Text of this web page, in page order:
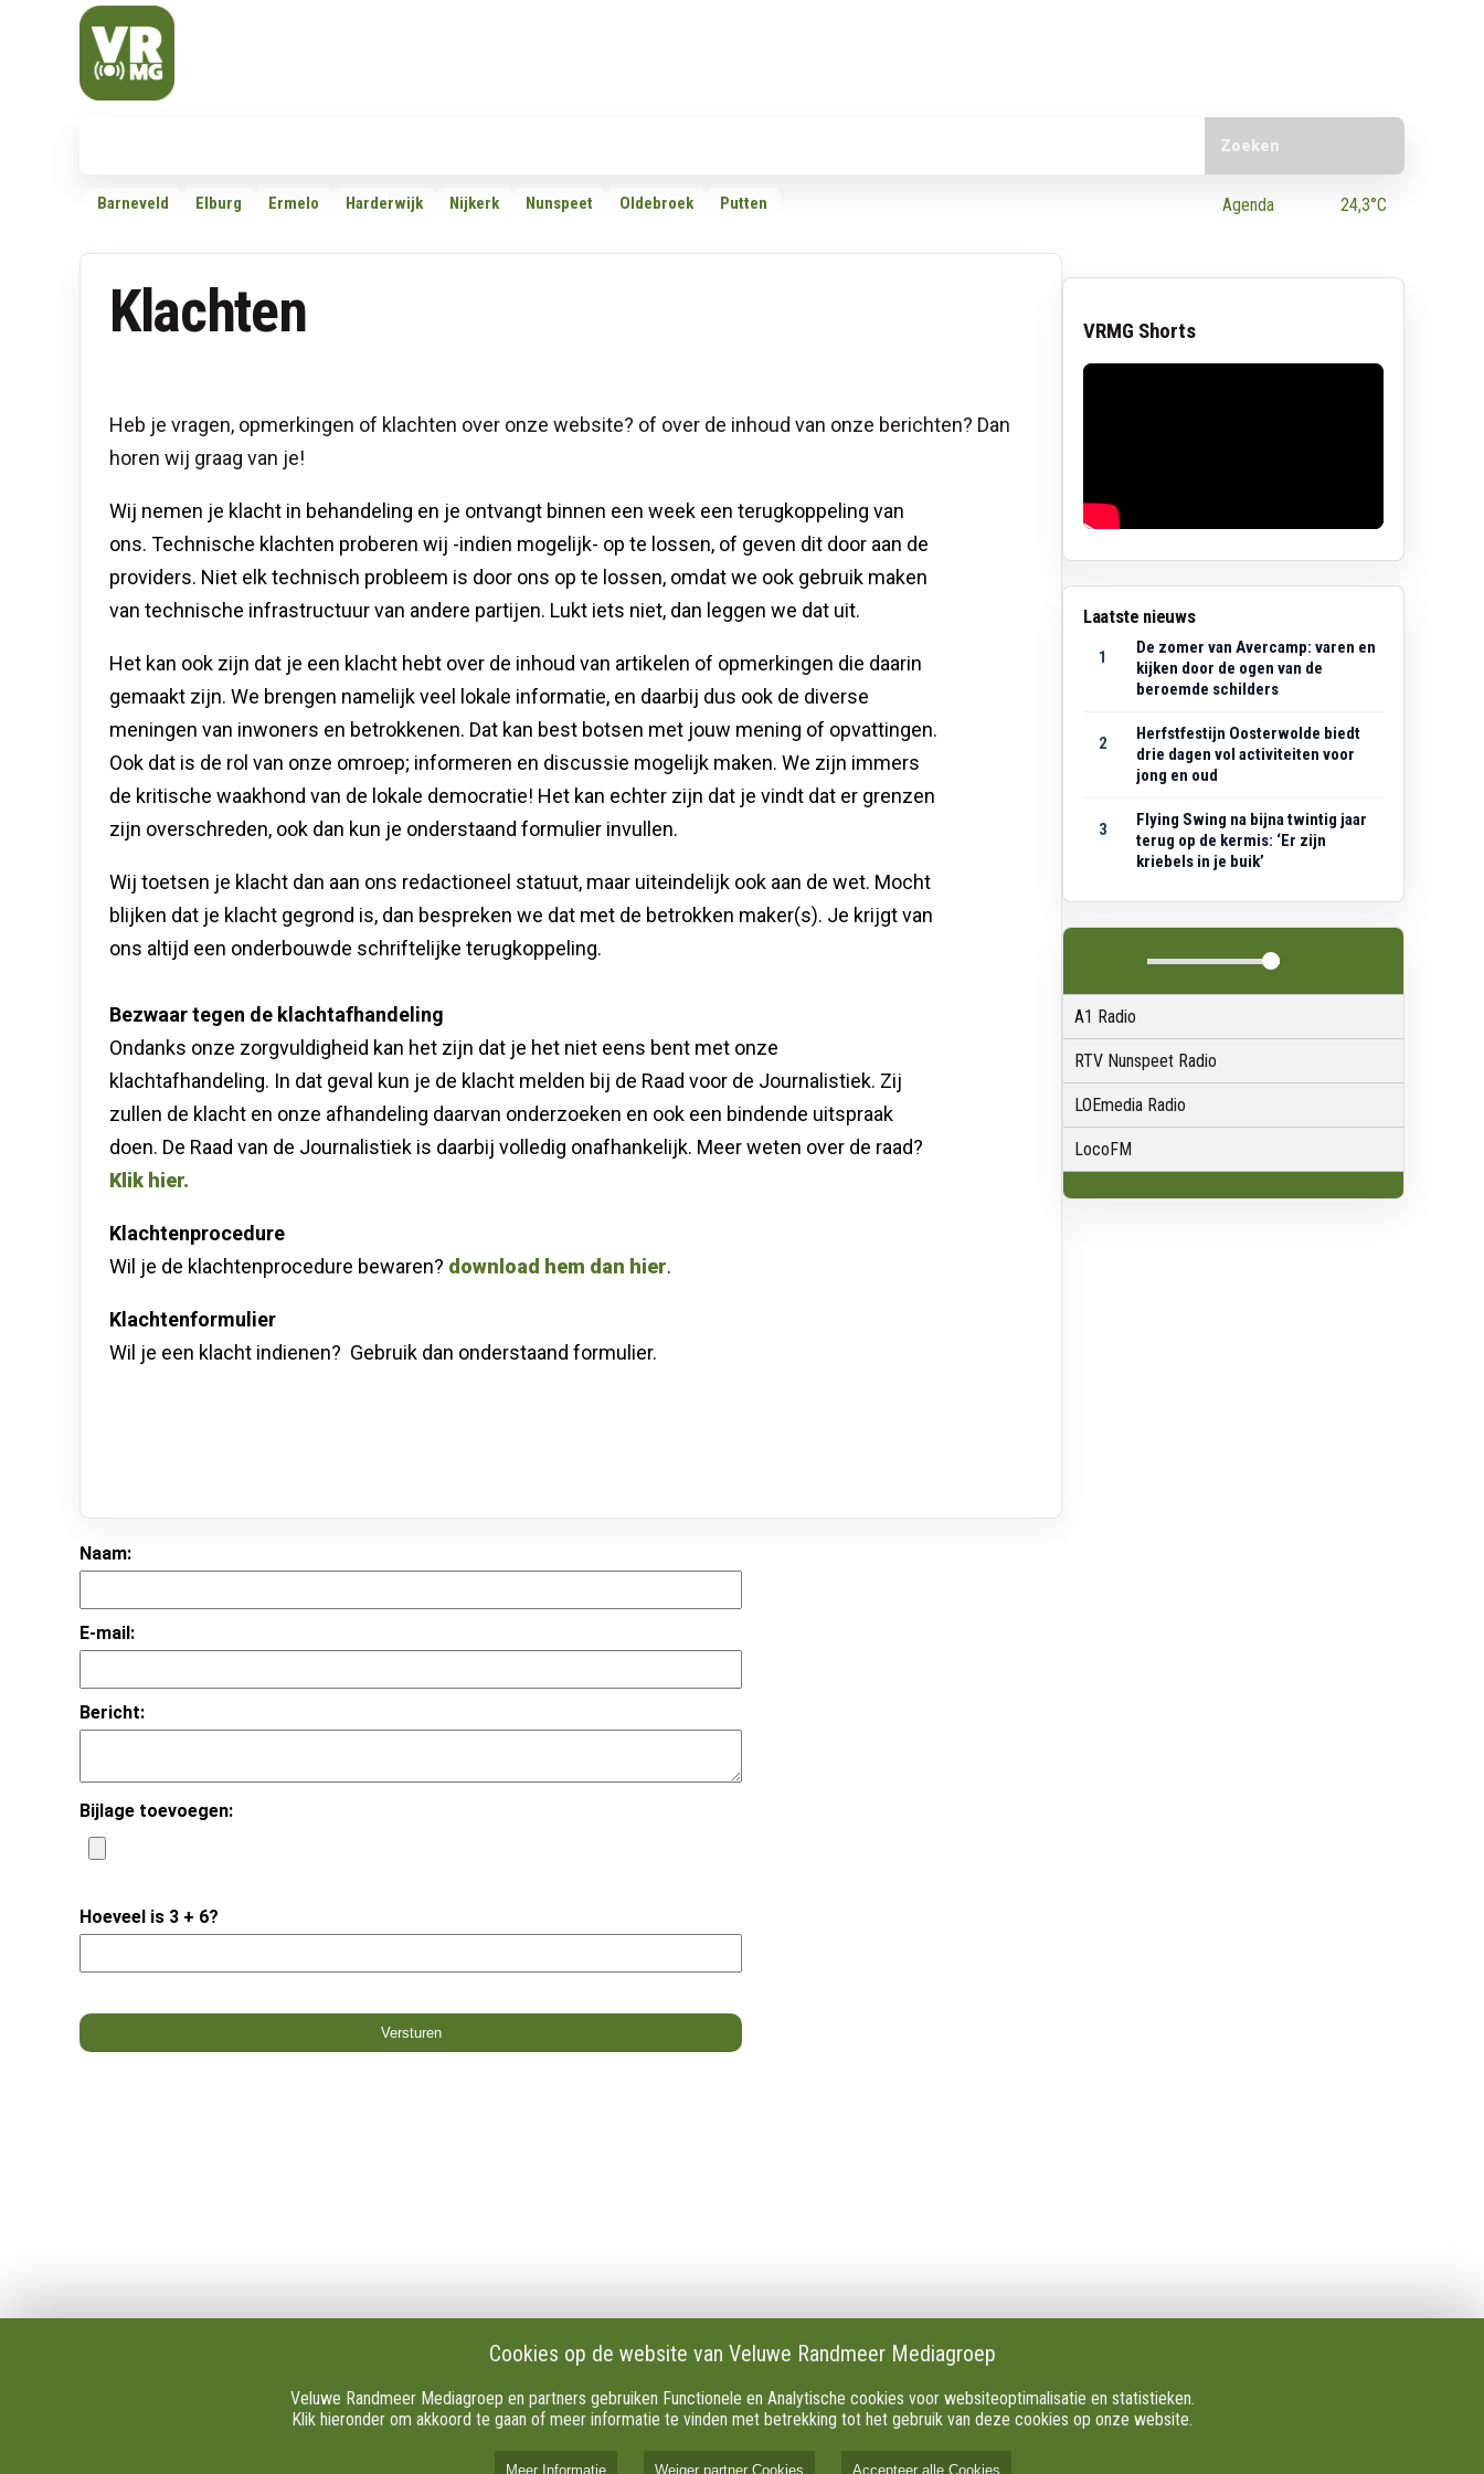
Veluwe Randmeer Mediagroep
VRMG, de omroep voor de Noord-West Veluwe
Barneveld Elburg Ermelo Harderwijk Nijkerk Nunspeet Oldebroek Putten Agenda 24,3°C
Klachten
Heb je vragen, opmerkingen of klachten over onze website? of over de inhoud van onze berichten? Dan
horen wij graag van je!
Wij nemen je klacht in behandeling en je ontvangt binnen een week een terugkoppeling van
ons. Technische klachten proberen wij -indien mogelijk- op te lossen, of geven dit door aan de
providers. Niet elk technisch probleem is door ons op te lossen, omdat we ook gebruik maken
van technische infrastructuur van andere partijen. Lukt iets niet, dan leggen we dat uit.
Het kan ook zijn dat je een klacht hebt over de inhoud van artikelen of opmerkingen die daarin
gemaakt zijn. We brengen namelijk veel lokale informatie, en daarbij dus ook de diverse
meningen van inwoners en betrokkenen. Dat kan best botsen met jouw mening of opvattingen.
Ook dat is de rol van onze omroep; informeren en discussie mogelijk maken. We zijn immers
de kritische waakhond van de lokale democratie! Het kan echter zijn dat je vindt dat er grenzen
zijn overschreden, ook dan kun je onderstaand formulier invullen.
Wij toetsen je klacht dan aan ons redactioneel statuut, maar uiteindelijk ook aan de wet. Mocht
blijken dat je klacht gegrond is, dan bespreken we dat met de betrokken maker(s). Je krijgt van
ons altijd een onderbouwde schriftelijke terugkoppeling.
Bezwaar tegen de klachtafhandeling
Ondanks onze zorgvuldigheid kan het zijn dat je het niet eens bent met onze
klachtafhandeling. In dat geval kun je de klacht melden bij de Raad voor de Journalistiek. Zij
zullen de klacht en onze afhandeling daarvan onderzoeken en ook een bindende uitspraak
doen. De Raad van de Journalistiek is daarbij volledig onafhankelijk. Meer weten over de raad?
Klik hier.
Klachtenprocedure
Wil je de klachtenprocedure bewaren? download hem dan hier.
Klachtenformulier
Wil je een klacht indienen? Gebruik dan onderstaand formulier.
VRMG Shorts
Laatste nieuws
1
De zomer van Avercamp: varen en
kijken door de ogen van de
beroemde schilders
2
Herfstfestijn Oosterwolde biedt
drie dagen vol activiteiten voor
jong en oud
3
Flying Swing na bijna twintig jaar
terug op de kermis: ‘Er zijn
kriebels in je buik’
A1 Radio
RTV Nunspeet Radio
LOEmedia Radio
LocoFM
Nieuwsredactie & Ambitie
Publicaties en verslagen
Tip de redactie
Download onze Apps
AVG
Klachten
X
TikTok
Cookies op de website van Veluwe Randmeer Mediagroep
Veluwe Randmeer Mediagroep en partners gebruiken Functionele en Analytische cookies voor websiteoptimalisatie en statistieken.
Klik hieronder om akkoord te gaan of meer informatie te vinden met betrekking tot het gebruik van deze cookies op onze website.
Meer Informatie Weiger partner Cookies Accepteer alle Cookies